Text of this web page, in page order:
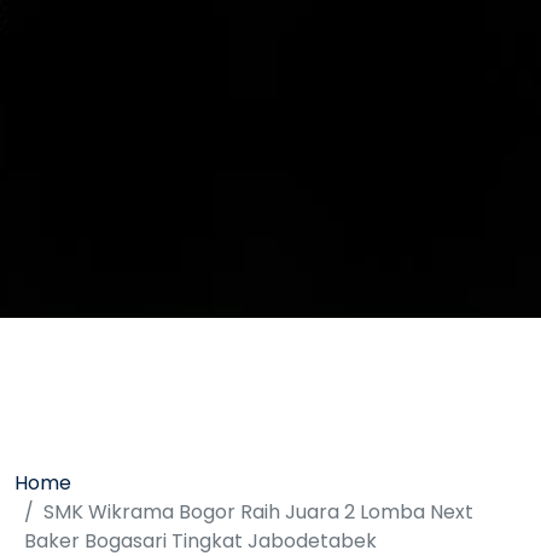
Home
SMK Wikrama Bogor Raih Juara 2 Lomba Next
Baker Bogasari Tingkat Jabodetabek